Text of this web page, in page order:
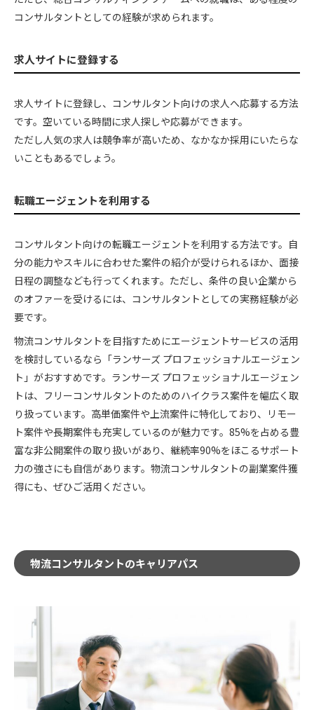
コンサルタントとしての経験が求められます。
求人サイトに登録する
求人サイトに登録し、コンサルタント向けの求人へ応募する方法
です。空いている時間に求人探しや応募ができます。
ただし人気の求人は競争率が高いため、なかなか採用にいたらな
いこともあるでしょう。
転職エージェントを利用する
コンサルタント向けの転職エージェントを利用する方法です。自
分の能力やスキルに合わせた案件の紹介が受けられるほか、面接
日程の調整なども行ってくれます。ただし、条件の良い企業から
のオファーを受けるには、コンサルタントとしての実務経験が必
要です。
物流コンサルタントを目指すためにエージェントサービスの活用
を検討しているなら「ランサーズ プロフェッショナルエージェン
ト」がおすすめです。ランサーズ プロフェッショナルエージェン
トは、フリーコンサルタントのためのハイクラス案件を幅広く取
り扱っています。高単価案件や上流案件に特化しており、リモー
ト案件や長期案件も充実しているのが魅力です。85%を占める豊
富な非公開案件の取り扱いがあり、継続率90%をほこるサポート
力の強さにも自信があります。物流コンサルタントの副業案件獲
得にも、ぜひご活用ください。
物流コンサルタントのキャリアパス